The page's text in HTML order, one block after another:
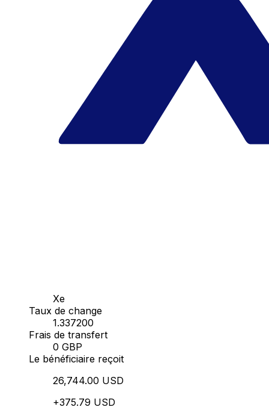
Xe
Taux de change
1.337200
Frais de transfert
0 GBP
Le bénéficiaire reçoit
26,744.00 USD
+375.79 USD